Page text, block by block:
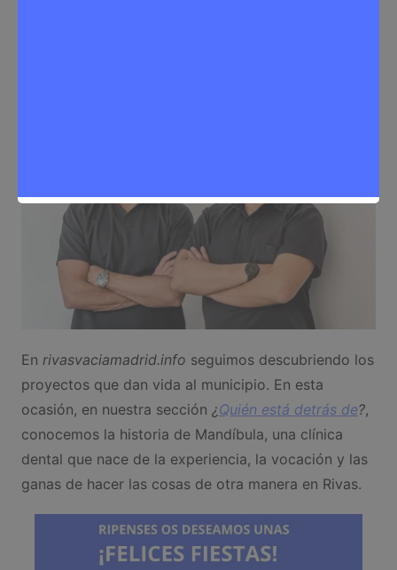
En rivasvaciamadrid.info seguimos descubriendo los
proyectos que dan vida al municipio. En esta
ocasión, en nuestra sección ¿Quién está detrás de?,
conocemos la historia de Mandíbula, una clínica
dental que nace de la experiencia, la vocación y las
ganas de hacer las cosas de otra manera en Rivas.